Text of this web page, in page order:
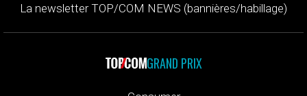
La newsletter TOP/COM NEWS (bannières/habillage)
GRAND PRIX